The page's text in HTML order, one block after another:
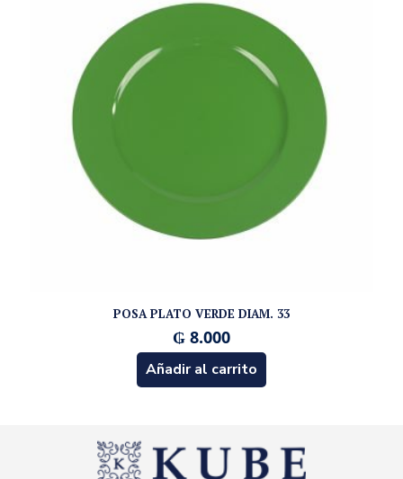
POSA PLATO VERDE DIAM. 33
₲ 8.000
Añadir al carrito